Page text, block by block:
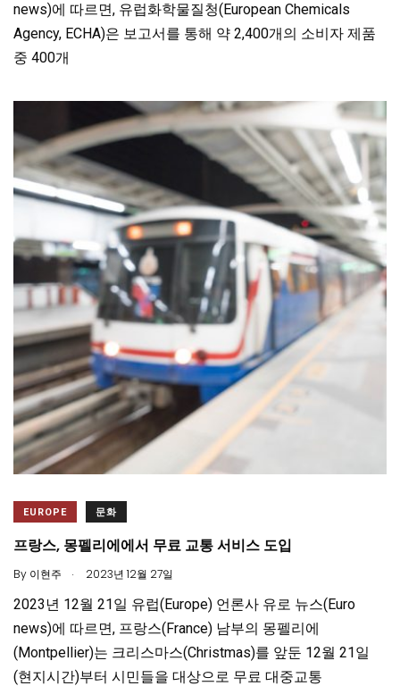
news)에 따르면, 유럽화학물질청(European Chemicals
Agency, ECHA)은 보고서를 통해 약 2,400개의 소비자 제품
중 400개
EUROPE 문화
프랑스, 몽펠리에에서 무료 교통 서비스 도입
By 이현주 . 2023년 12월 27일
2023년 12월 21일 유럽(Europe) 언론사 유로 뉴스(Euro
news)에 따르면, 프랑스(France) 남부의 몽펠리에
(Montpellier)는 크리스마스(Christmas)를 앞둔 12월 21일
(현지시간)부터 시민들을 대상으로 무료 대중교통